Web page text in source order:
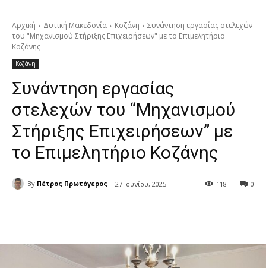
Αρχική Δυτική Μακεδονία Κοζάνη
Συνάντηση εργασίας στελεχών
του "Μηχανισμού Στήριξης Επιχειρήσεων" με το Επιμελητήριο
Κοζάνης
Κοζάνη
Συνάντηση εργασίας
στελεχών του “Μηχανισμού
Στήριξης Επιχειρήσεων” με
το Επιμελητήριο Κοζάνης
By Πέτρος Πρωτόγερος 27 Ιουνίου, 2025 0
118